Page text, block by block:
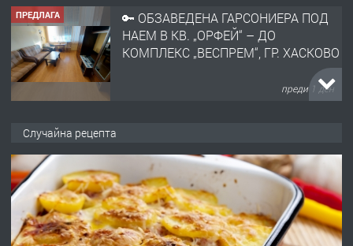
ПРЕДЛАГА
🔑 ОБЗАВЕДЕНА ГАРСОНИЕРА ПОД
НАЕМ В КВ. „ОРФЕЙ“ – ДО
КОМПЛЕКС „ВЕСПРЕМ“, ГР. ХАСКОВО
преди 1 ден
АПАРТАМЕНТ В ЦЕНТЪРА НА ГР.
ХАСКОВО
преди 2 дни
ПРЕДЛАГА Давам гараж под наем
Случайна рецепта